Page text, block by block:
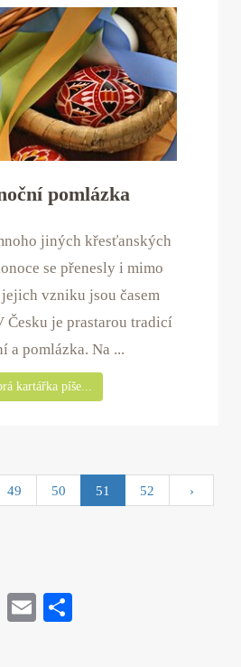
pomlázka
jiných křesťanských
se přenesly i mimo
vzniku jsou časem
Česku je prastarou tradicí
a pomlázka. Na ...
kartářka píše...
49 50 51 52 ›
Li
E